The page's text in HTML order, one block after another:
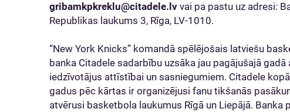
gribamkpkreklu@citadele.lv vai pa pastu uz adresi:
Republikas laukums 3, Rīga, LV-1010.
“New York Knicks” komandā spēlējošais latviešu
banka Citadele sadarbību uzsāka jau pagājušajā
iedzīvotājus attīstībai un sasniegumiem. Citadele
gadus pēc kārtas ir organizējusi fanu tikšanās
atvērusi basketbola laukumus Rīgā un Liepājā.